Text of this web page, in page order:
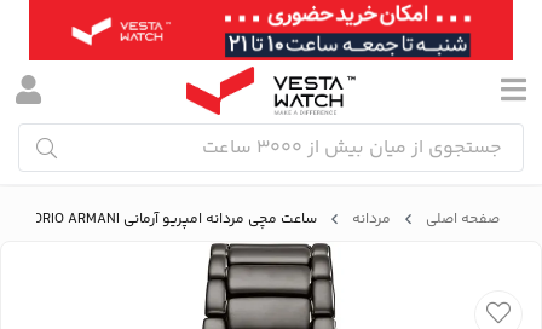
صفحه اصلی مردانه ساعت مچی مردانه امپریو آرمانی EMPORIO ARMANI مدل AR60010